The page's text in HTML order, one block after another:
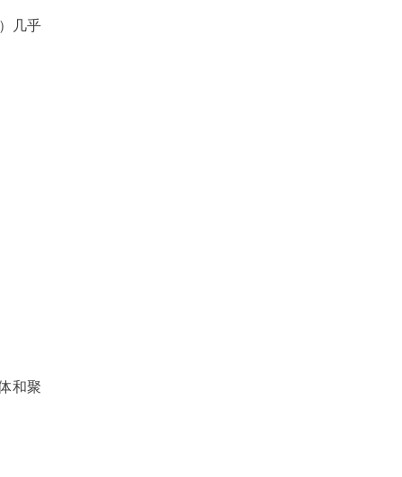
几乎
和聚